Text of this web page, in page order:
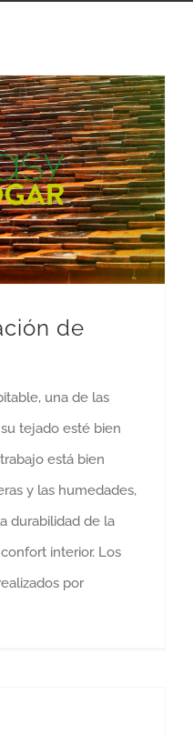
de
una de las
tejado esté bien
está bien
y las humedades,
durabilidad de la
interior. Los
por